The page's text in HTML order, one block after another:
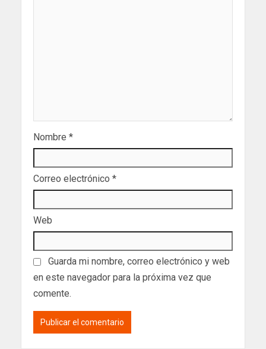
Nombre *
Correo electrónico *
Web
Guarda mi nombre, correo electrónico y web
en este navegador para la próxima vez que
comente.